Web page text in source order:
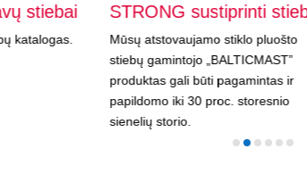
STRONG sustiprinti stiebai
Mūsų atstovaujamo stiklo pluošto
stiebų gamintojo „BALTICMAST”
produktas gali būti pagamintas ir
papildomo iki 30 proc. storesnio
sienelių storio.
Kuo